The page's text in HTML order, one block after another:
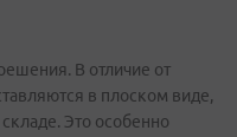
В отличие от
в плоском виде,
Это особенно